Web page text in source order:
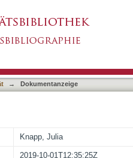
of lowland
→ Dokumentanzeige
Knapp, Julia
2019-10-01T12:35:25Z